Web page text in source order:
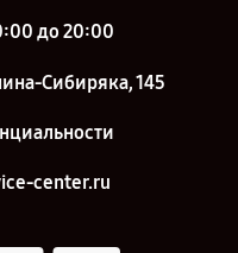
до 20:00
Сибиряка, 145
center.ru